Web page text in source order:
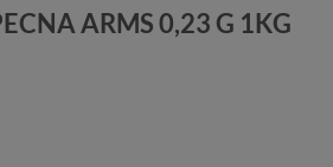
Wishlist
ARMS 0,23 G 1KG